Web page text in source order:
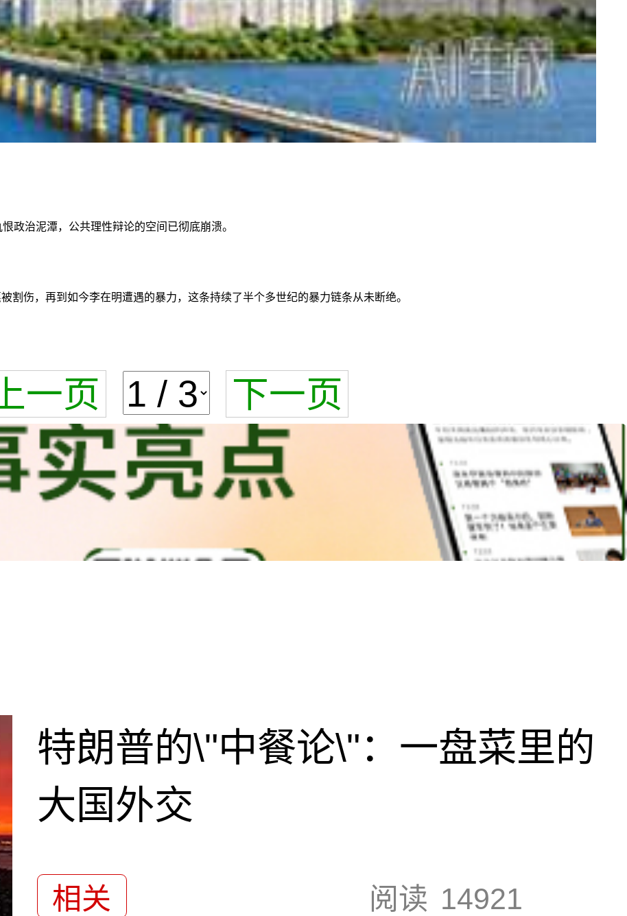
政治泥潭，公共理性辩论的空间已彻底崩溃。
割伤，再到如今李在明遭遇的暴力，这条持续了半个多世纪的暴力链条从未断绝。
上一页 下一页
特朗普的\"中餐论\"：一盘菜里的
大国外交
相关 阅读 14921